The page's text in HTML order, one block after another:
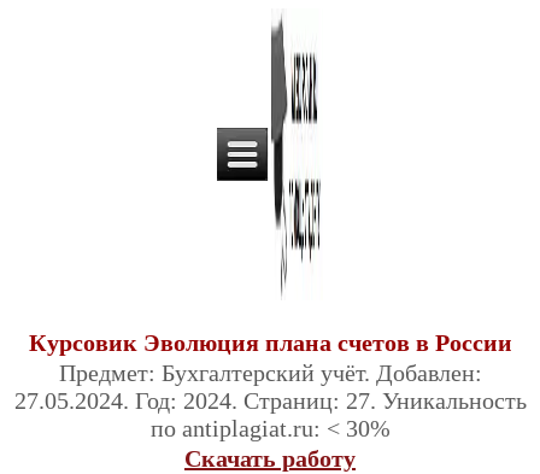
Курсовик Эволюция плана счетов в России
Предмет: Бухгалтерский учёт. Добавлен:
27.05.2024. Год: 2024. Страниц: 27. Уникальность
по antiplagiat.ru: < 30%
Скачать работу